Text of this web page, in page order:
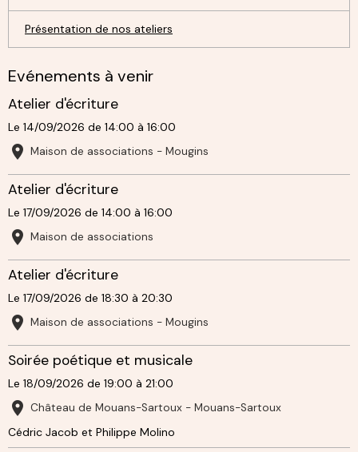
Présentation de nos ateliers
Evénements à venir
Atelier d'écriture
Le 14/09/2026 de 14:00 à 16:00
Maison de associations - Mougins
Atelier d'écriture
Le 17/09/2026 de 14:00 à 16:00
Maison de associations
Atelier d'écriture
Le 17/09/2026 de 18:30 à 20:30
Maison de associations - Mougins
Soirée poétique et musicale
Le 18/09/2026 de 19:00 à 21:00
Château de Mouans-Sartoux - Mouans-Sartoux
Cédric Jacob et Philippe Molino